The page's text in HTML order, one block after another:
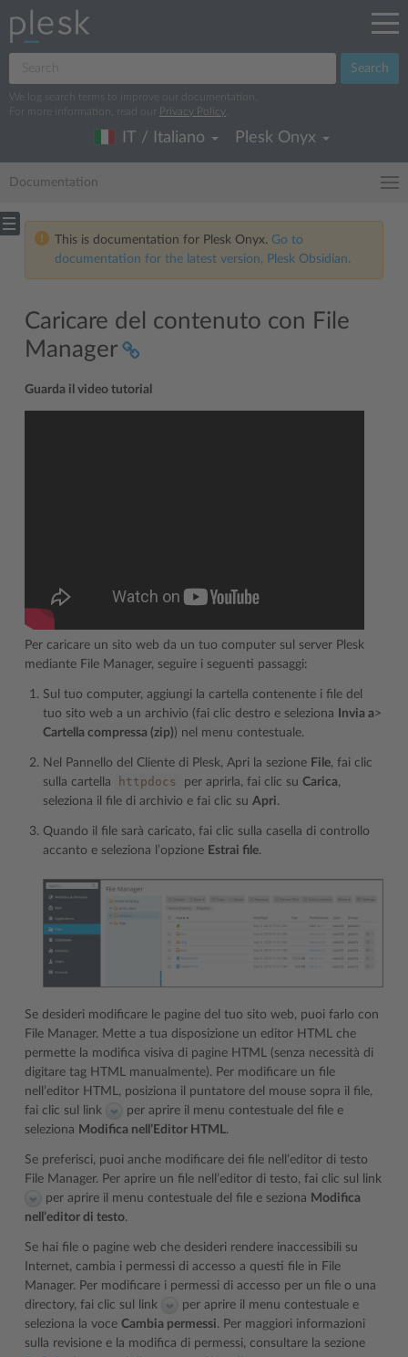
Search
We log search terms to improve our documentation.
For more information, read our
Privacy Policy
IT / Italiano Plesk Onyx
Documentation
This is documentation for Plesk Onyx. Go to
documentation for the latest version, Plesk Obsidian.
Caricare del contenuto con File
Manager
Guarda il video tutorial
Per caricare un sito web da un tuo computer sul server Plesk
mediante File Manager, seguire i seguenti passaggi:
Sul tuo computer, aggiungi la cartella contenente i file del
tuo sito web a un archivio (fai clic destro e seleziona
Invia a>
Cartella compressa (zip)) nel menu contestuale.
Nel Pannello del Cliente di Plesk, Apri la sezione File, fai clic
sulla cartella
httpdocs per aprirla, fai clic su Carica,
seleziona il file di archivio e fai clic su Apri.
Quando il file sarà caricato, fai clic sulla casella di controllo
accanto e seleziona l’opzione Estrai file.
Se desideri modificare le pagine del tuo sito web, puoi farlo con
File Manager. Mette a tua disposizione un editor HTML che
permette la modifica visiva di pagine HTML (senza necessità di
digitare tag HTML manualmente). Per modificare un file
nell’editor HTML, posiziona il puntatore del mouse sopra il file,
fai clic sul link
per aprire il menu contestuale del file e
seleziona Modifica nell’Editor HTML.
Se preferisci, puoi anche modificare dei file nell’editor di testo
File Manager. Per aprire un file nell’editor di testo, fai clic sul link
per aprire il menu contestuale del file e seziona Modifica
nell’editor di testo.
Se hai file o pagine web che desideri rendere inaccessibili su
Internet, cambia i permessi di accesso a questi file in File
Manager. Per modificare i permessi di accesso per un file o una
directory, fai clic sul link
per aprire il menu contestuale e
seleziona la voce Cambia permessi. Per maggiori informazioni
sulla revisione e la modifica di permessi, consultare la sezione